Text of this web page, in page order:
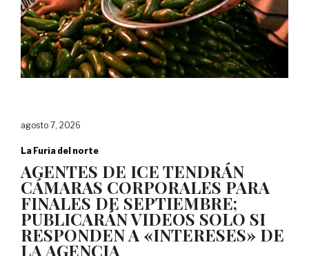
agosto 7, 2026
La Furia del norte
AGENTES DE ICE TENDRÁN
CÁMARAS CORPORALES PARA
FINALES DE SEPTIEMBRE;
PUBLICARÁN VIDEOS SOLO SI
RESPONDEN A «INTERESES» DE
LA AGENCIA